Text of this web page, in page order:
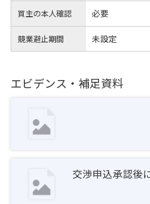
買主の本人確認 必要
競業避止期間 未設定
エビデンス・補足資料
交渉申込承認後